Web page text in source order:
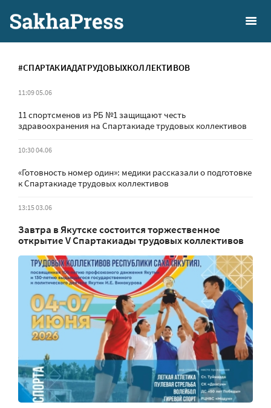
#СПАРТАКИАДАТРУДОВЫХКОЛЛЕКТИВОВ
11:09 05.06
11 спортсменов из РБ №1 защищают честь
здравоохранения на Спартакиаде трудовых коллективов
10:30 04.06
«Готовность номер один»: медики рассказали о подготовке
к Спартакиаде трудовых коллективов
13:15 03.06
Завтра в Якутске состоится торжественное
открытие V Спартакиады трудовых коллективов